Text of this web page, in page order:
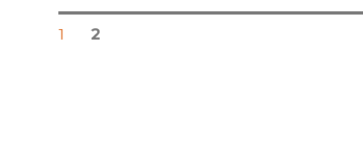
Posts
PÁGINA
1 PÁGINA
2